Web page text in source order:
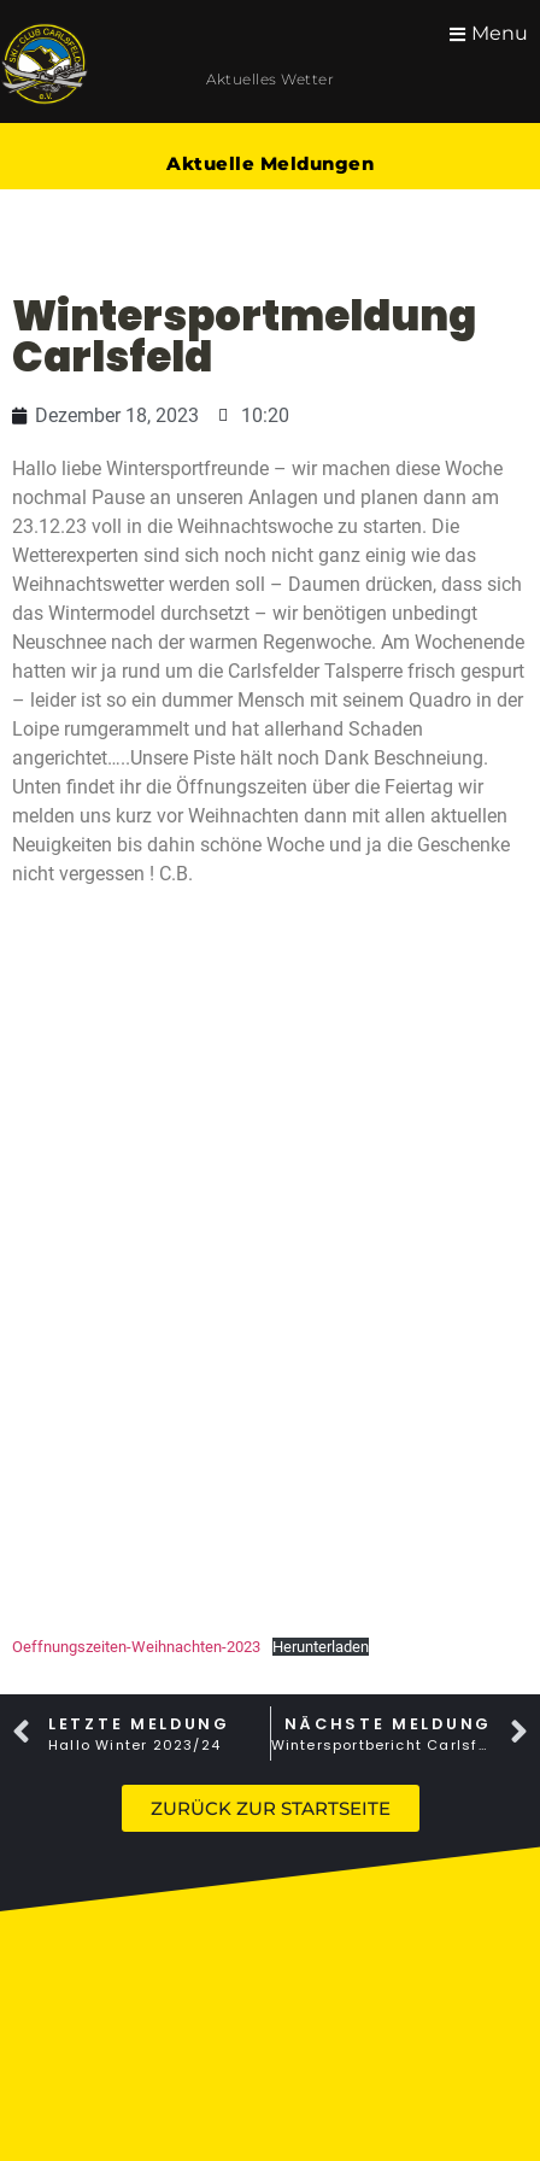
Menu
Aktuelles Wetter
Aktuelle Meldungen
Wintersportmeldung
Carlsfeld
Dezember 18, 2023 10:20
Hallo liebe Wintersportfreunde – wir machen diese Woche
nochmal Pause an unseren Anlagen und planen dann am
23.12.23 voll in die Weihnachtswoche zu starten. Die
Wetterexperten sind sich noch nicht ganz einig wie das
Weihnachtswetter werden soll – Daumen drücken, dass sich
das Wintermodel durchsetzt – wir benötigen unbedingt
Neuschnee nach der warmen Regenwoche. Am Wochenende
hatten wir ja rund um die Carlsfelder Talsperre frisch gespurt
– leider ist so ein dummer Mensch mit seinem Quadro in der
Loipe rumgerammelt und hat allerhand Schaden
angerichtet…..Unsere Piste hält noch Dank Beschneiung.
Unten findet ihr die Öffnungszeiten über die Feiertag wir
melden uns kurz vor Weihnachten dann mit allen aktuellen
Neuigkeiten bis dahin schöne Woche und ja die Geschenke
nicht vergessen ! C.B.
Oeffnungszeiten-Weihnachten-2023 Herunterladen
LETZTE MELDUNG
Hallo Winter 2023/24
NÄCHSTE MELDUNG
Wintersportbericht Carlsfeld
ZURÜCK ZUR STARTSEITE